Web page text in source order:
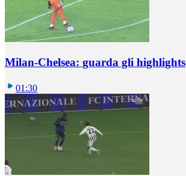
Milan-Chelsea: guarda gli highlights
01:30